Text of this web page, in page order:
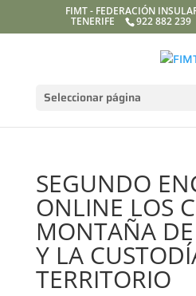
FIMT - FEDERACIÓN
TENERIFE 922 882 239
Seleccionar página
SEGUNDO
ONLINE LOS
MONTAÑA
Y LA
TERRITORIO